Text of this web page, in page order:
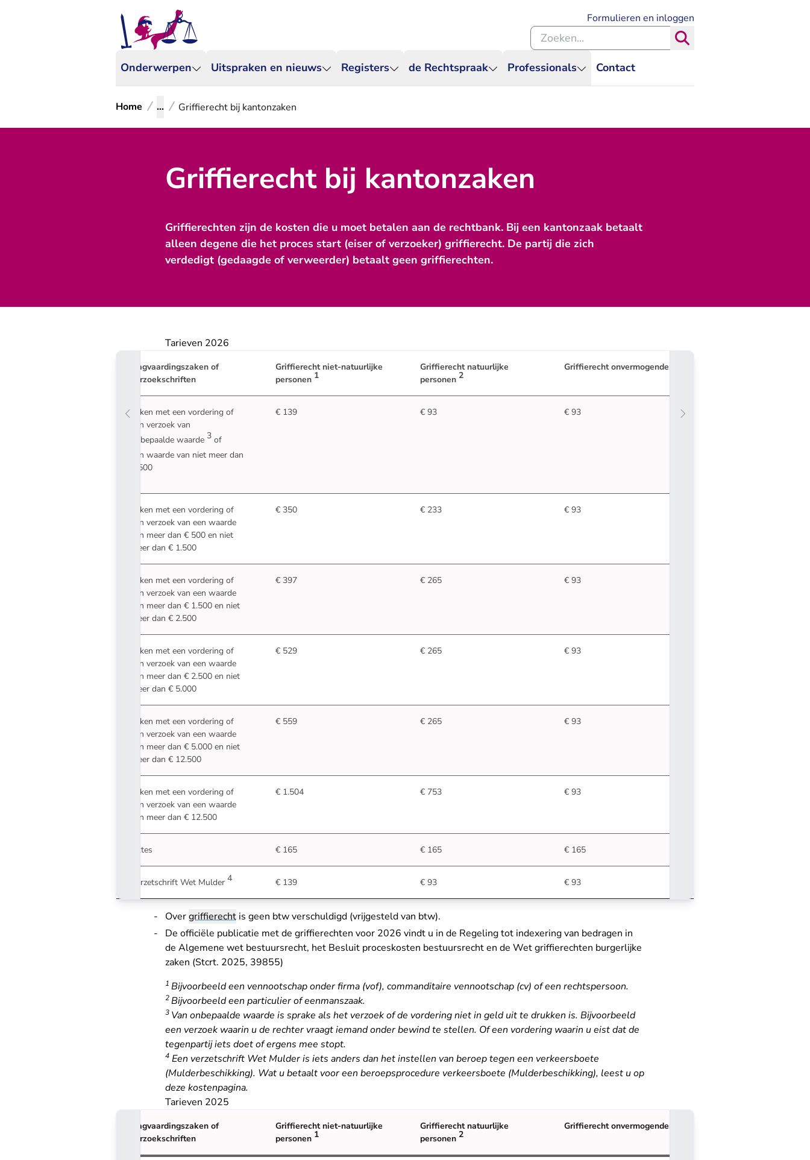
Onderwerpen Uitspraken en nieuws Registers de Rechtspraak Professionals Contact
Formulieren en inloggen
Zoeken binnen de Rechtspraak
Home ... Griffierecht bij kantonzaken
Griffierecht bij kantonzaken
Griffierechten zijn de kosten die u moet betalen aan de rechtbank. Bij een kantonzaak betaalt
alleen degene die het proces start (eiser of verzoeker) griffierecht. De partij die zich
verdedigt (gedaagde of verweerder) betaalt geen griffierechten.
Tarieven 2026
Dagvaardingszaken of
verzoekschriften
Griffierecht niet-natuurlijke
personen 1
Griffierecht natuurlijke
personen 2
Griffierechtonvermogenden
Zaken met een vordering of
een verzoek van
onbepaalde waarde 3 of
een waarde van niet meer dan
€ 500
€ 139 € 93 € 93
Zaken met een vordering of
een verzoek van een waarde
van meer dan € 500 en niet
meer dan € 1.500
€ 350 € 233 € 93
Zaken met een vordering of
een verzoek van een waarde
van meer dan € 1.500 en niet
meer dan € 2.500
€ 397 € 265 € 93
Zaken met een vordering of
een verzoek van een waarde
van meer dan € 2.500 en niet
meer dan € 5.000
€ 529 € 265 € 93
Zaken met een vordering of
een verzoek van een waarde
van meer dan € 5.000 en niet
meer dan € 12.500
€ 559 € 265 € 93
Zaken met een vordering of
een verzoek van een waarde
van meer dan € 12.500
€ 1.504 € 753 € 93
Aktes € 165 € 165 € 165
Verzetschrift Wet Mulder 4 € 139 € 93 € 93
Overgriffierecht is geen btw verschuldigd (vrijgesteld van btw).
De officiële publicatie met de griffierechten voor 2026 vindt u in de Regeling tot indexering van bedragen in
de Algemene wet bestuursrecht, het Besluit proceskosten bestuursrecht en de Wet griffierechten burgerlijke
zaken (Stcrt. 2025, 39855)
1 Bijvoorbeeld een vennootschap onder firma (vof), commanditaire vennootschap (cv) of een rechtspersoon.
2Bijvoorbeeld een particulier of eenmanszaak.
3 Van onbepaalde waarde is sprake als het verzoek of de vordering niet in geld uit te drukken is. Bijvoorbeeld
een verzoek waarin u de rechter vraagt iemand onder bewind te stellen. Of een vordering waarin u eist dat de
tegenpartij iets doet of ergens mee stopt.
4 Een verzetschrift Wet Mulder is iets anders dan het instellen van beroep tegen een verkeersboete
(Mulderbeschikking). Wat u betaalt voor een beroepsprocedure verkeersboete (Mulderbeschikking), leest u op
deze kostenpagina.
Tarieven 2025
Dagvaardingszaken of
verzoekschriften
Griffierecht niet-natuurlijke
personen 1
Griffierecht natuurlijke
personen 2
Griffierechtonvermogenden